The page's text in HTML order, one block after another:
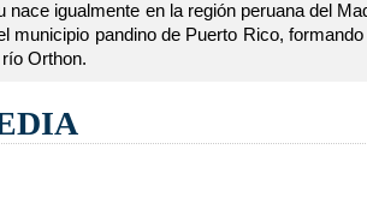
nace igualmente en la región peruana del
municipio pandino de Puerto Rico,
Orthon.